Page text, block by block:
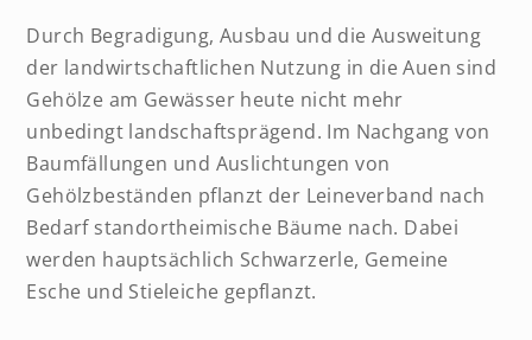
Durch Begradigung, Ausbau und die Ausweitung
der landwirtschaftlichen Nutzung in die Auen sind
Gehölze am Gewässer heute nicht mehr
unbedingt landschaftsprägend. Im Nachgang von
Baumfällungen und Auslichtungen von
Gehölzbeständen pflanzt der Leineverband nach
Bedarf standortheimische Bäume nach. Dabei
werden hauptsächlich Schwarzerle, Gemeine
Esche und Stieleiche gepflanzt.